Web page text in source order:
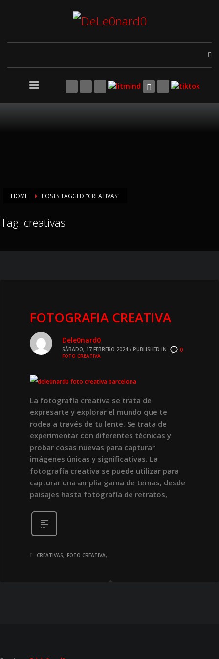
HOME POSTS TAGGED "CREATIVAS"
Tag: creativas
FOTOGRAFIA CREATIVA
0
Dele0nard0
SÁBADO, 17 FEBRERO 2024 / PUBLISHED IN
FOTO CREATIVA
La fotografía creativa se trata de
expresarte y explorar el mundo que te
rodea a través de tu lente. Se trata de
experimentar con diferentes técnicas y
probar cosas nuevas para capturar
imágenes únicas y significativas. La
fotografía creativa se puede utilizar para
capturar una amplia gama de temas, desde
paisajes hasta fotografía de retratos,
CREATIVAS FOTO CREATIVA